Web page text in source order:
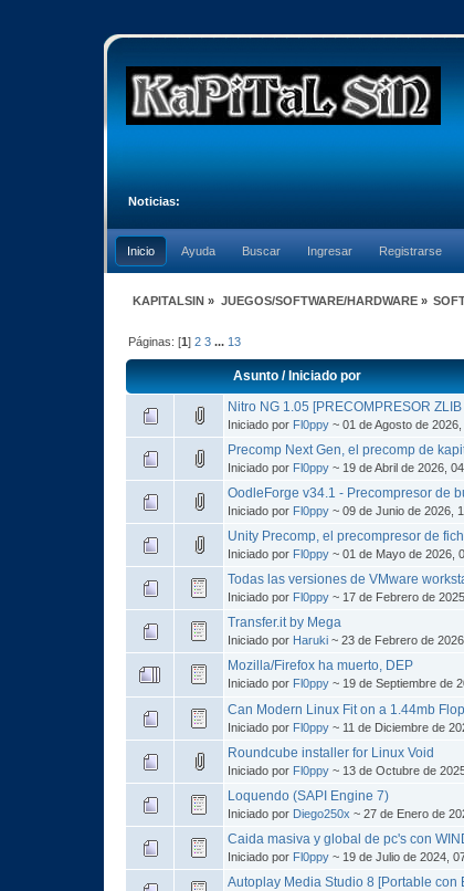
Noticias:
Inicio Ayuda Buscar Ingresar Registrarse
KAPITALSIN » JUEGOS/SOFTWARE/HARDWARE»
Páginas: [1]2 3 ... 13
Asunto/Iniciado por
Nitro NG 1.05 [PRECOMPRESOR
Iniciado por Fl0ppy ~ 01 de Agosto de
Precomp Next Gen, el precomp de
Iniciado por Fl0ppy ~ 19 de Abril de 2026,
OodleForge v34.1 - Precompresor de
Iniciado por Fl0ppy ~ 09 de Junio de 2026,
Unity Precomp, el precompresor de
Iniciado por Fl0ppy ~ 01 de Mayo de 2026,
Todas las versiones de VMware
Iniciado por Fl0ppy ~ 17 de Febrero de
Transfer.it by Mega
Iniciado por Haruki ~ 23 de Febrero de
Mozilla/Firefox ha muerto, DEP
Iniciado por Fl0ppy ~ 19 de Septiembre de
Can Modern Linux Fit on a 1.44mb
Iniciado por Fl0ppy ~ 11 de Diciembre de
Roundcube installer for Linux Void
Iniciado por Fl0ppy ~ 13 de Octubre de
Loquendo (SAPI Engine 7)
Iniciado por Diego250x ~ 27 de Enero de
Caida masiva y global de pc's con
Iniciado por Fl0ppy ~ 19 de Julio de 2024,
Autoplay Media Studio 8 [Portable con